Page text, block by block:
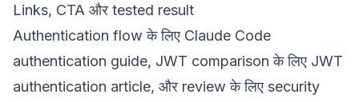
Links, CTA और tested result
Authentication flow के लिए Claude Code
authentication guide, JWT comparison के लिए JWT
authentication article, और review के लिए security